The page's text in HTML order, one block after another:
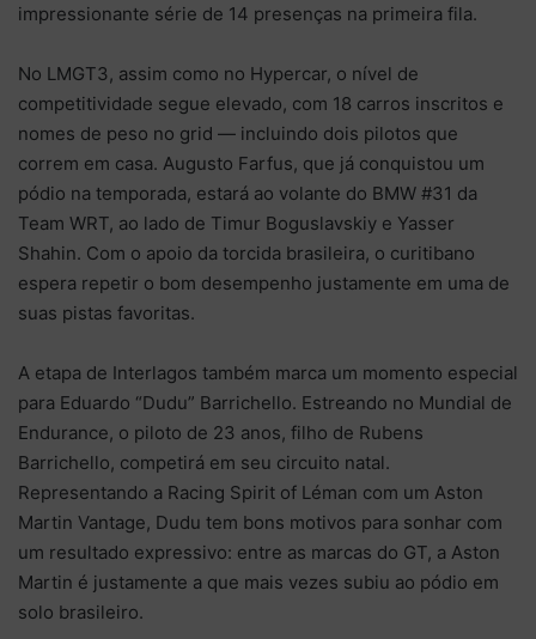
impressionante série de 14 presenças na primeira fila.
No LMGT3, assim como no Hypercar, o nível de
competitividade segue elevado, com 18 carros inscritos e
nomes de peso no grid — incluindo dois pilotos que
correm em casa. Augusto Farfus, que já conquistou um
pódio na temporada, estará ao volante do BMW #31 da
Team WRT, ao lado de Timur Boguslavskiy e Yasser
Shahin. Com o apoio da torcida brasileira, o curitibano
espera repetir o bom desempenho justamente em uma de
suas pistas favoritas.
A etapa de Interlagos também marca um momento especial
para Eduardo “Dudu” Barrichello. Estreando no Mundial de
Endurance, o piloto de 23 anos, filho de Rubens
Barrichello, competirá em seu circuito natal.
Representando a Racing Spirit of Léman com um Aston
Martin Vantage, Dudu tem bons motivos para sonhar com
um resultado expressivo: entre as marcas do GT, a Aston
Martin é justamente a que mais vezes subiu ao pódio em
solo brasileiro.